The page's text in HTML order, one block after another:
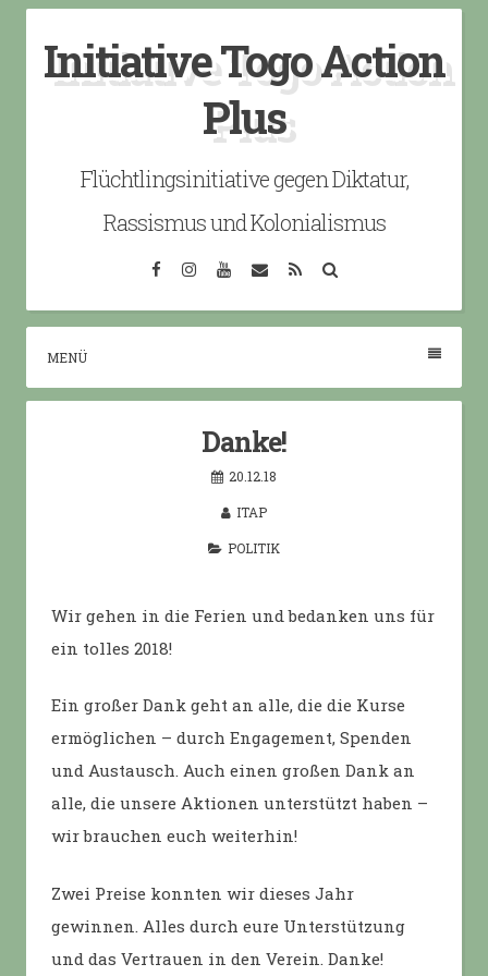
content
Initiative Togo Action
Plus
Flüchtlingsinitiative gegen Diktatur,
Rassismus und Kolonialismus
FacebookInstagramYouTube
EmailRSS
MENÜ
Danke!
20.12.18
ITAP
POLITIK
Wir gehen in die Ferien und bedanken uns für
ein tolles 2018!
Ein großer Dank geht an alle, die die Kurse
ermöglichen – durch Engagement, Spenden
und Austausch. Auch einen großen Dank an
alle, die unsere Aktionen unterstützt haben –
wir brauchen euch weiterhin!
Zwei Preise konnten wir dieses Jahr
gewinnen. Alles durch eure Unterstützung
und das Vertrauen in den Verein. Danke!